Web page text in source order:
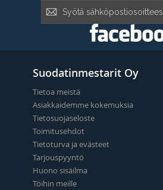
uutiskirje:
Suodatinmestarit Oy
Tietoa meistä
Asiakkaidemme kokemuksia
Tietosuojaseloste
Toimitusehdot
Tietoturva ja evästeet
Tarjouspyyntö
Huono sisäilma
Töihin meille